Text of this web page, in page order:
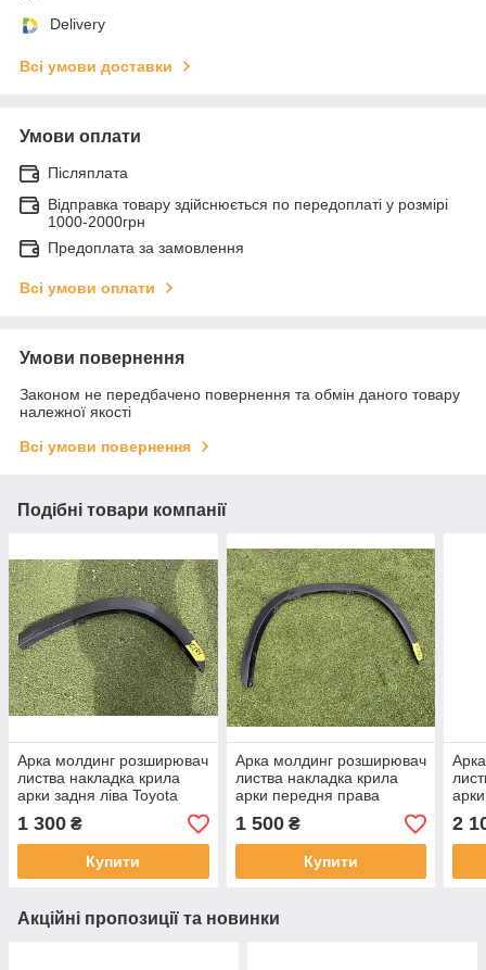
Delivery
Всі умови доставки
Умови оплати
Післяплата
Відправка товару здійснюється по передоплаті у розмірі
1000-2000грн
Предоплата за замовлення
Всі умови оплати
Умови повернення
Законом не передбачено повернення та обмін даного товару
належної якості
Всі умови повернення
Подібні товари компанії
Арка молдинг розширювач
листва накладка крила
арки задня ліва Toyota
Highlander 2019-2023рр
750880E030 оригінал бв
1 300 ₴
Купити
Арка молдинг розширювач
листва накладка крила
арки передня права
Toyota Highlander 4
(від2019-2023)
758710E030 оригінал бв
1 500₴
Купити
2
Акційні пропозиції та новинки